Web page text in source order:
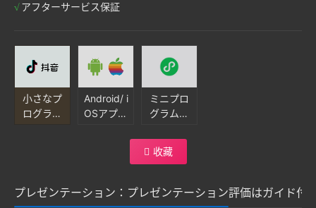
アフターサービス保証
小さなプ
ログラム
Android/ i
OSアプリ
ミニプロ
グラムの
收藏
プレゼンテーション：プレゼンテーション評価はガイド付